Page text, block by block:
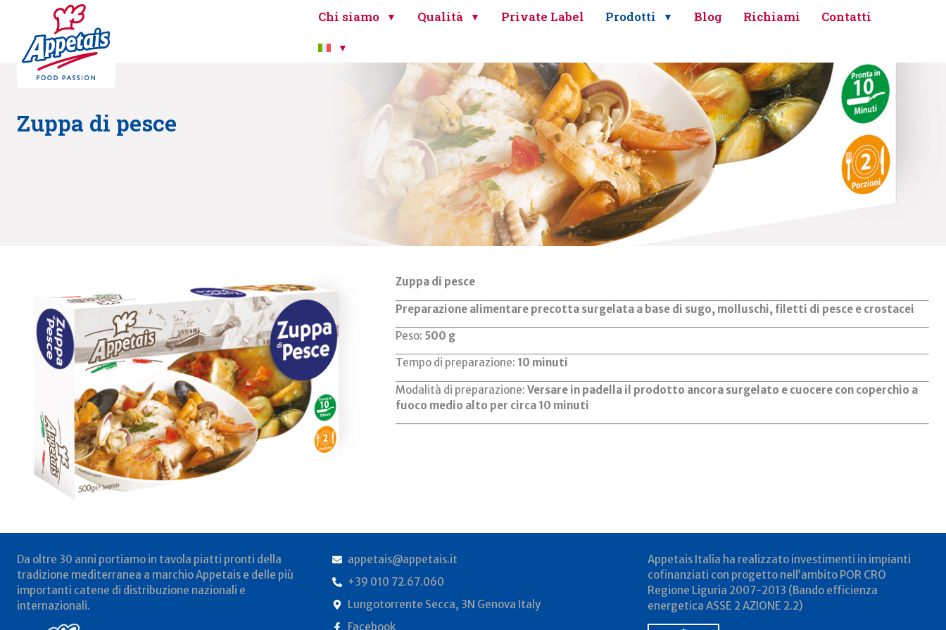
Chi siamo Qualità Private Label Prodotti Blog Richiami Contatti
Zuppa di pesce
Zuppa di pesce
Preparazione alimentare precotta surgelata a base di sugo, molluschi, filetti di pesce e crostacei
Peso: 500 g
Tempo di preparazione: 10 minuti
Modalità di preparazione: Versare in padella il prodotto ancora surgelato e cuocere con coperchio a
fuoco medio alto per circa 10 minuti
Da oltre 30 anni portiamo in tavola piatti pronti della
tradizione mediterranea a marchio Appetais e delle più
importanti catene di distribuzione nazionali e
internazionali.
appetais@appetais.it
+39 010 72.67.060
Lungotorrente Secca, 3N Genova Italy
Facebook
Appetais Italia ha realizzato investimenti in impianti
cofinanziati con progetto nell’ambito POR CRO
Regione Liguria 2007-2013 (Bando efficienza
energetica ASSE 2 AZIONE 2.2)